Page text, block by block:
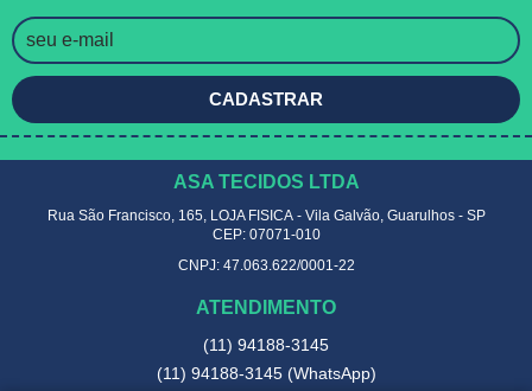
CADASTRAR
ASA TECIDOS LTDA
Rua São Francisco, 165, LOJA FISICA- Vila Galvão, Guarulhos- SP
CEP: 07071-010
CNPJ: 47.063.622/0001-22
ATENDIMENTO
(11) 94188-3145
(11) 94188-3145 (WhatsApp)